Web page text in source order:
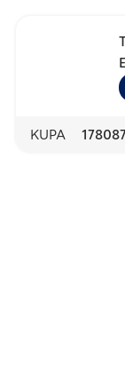
KUPA